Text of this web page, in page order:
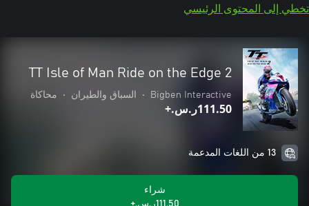
تخطي إلى المحتوى الرئيسي
TT Isle of Man Ride on the Edge 2
Bigben Interactive
• السباق والطيران • محاكاة
‪ر.س.‏‎111.50‬+
13 من اللغات المدعمة
شراء
‪ر.س.‏‎111.50‬+